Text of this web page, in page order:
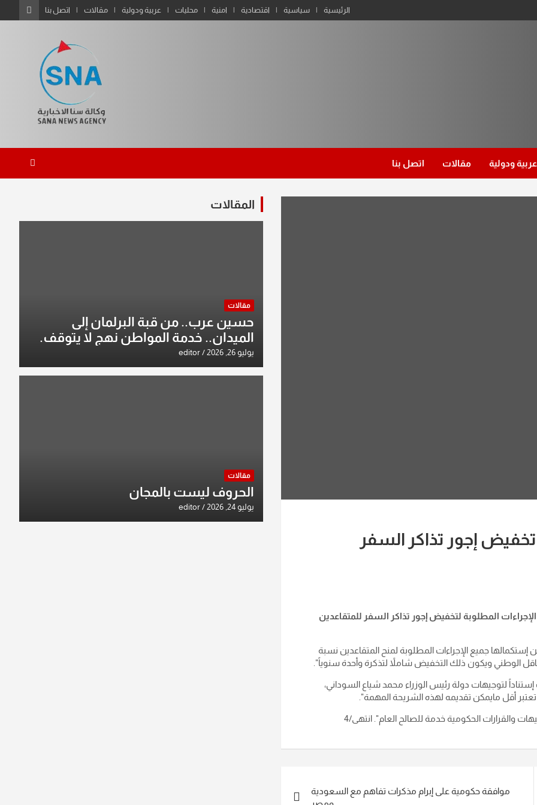
الرئيسية سياسية اقتصادية امنية محليات عربية ودولية مقالات اتصل بنا
عربية ودولية مقالات اتصل بنا
إجور تذاكر السفر
المطلوبة لتخفيض إجور تذاكر السفر للمتقاعدين
إستكمالها جميع الإجراءات المطلوبة لمنح المتقاعدين نسبة
لتوجيهات دولة رئيس الوزراء محمد شياع السوداني،
أقل مايمكن تقديمه لهذه الشريحة المهمة".
والقرارات الحكومية خدمة للصالح العام". انتهى/4
موافقة حكومية على إبرام مذكرات تفاهم مع السعودية
المقالات
مقالات
حسين عرب.. من قبة البرلمان إلى
الميدان.. خدمة المواطن نهج لا يتوقف.
يوليو 26, 2026 editor
مقالات
الحروف ليست بالمجان
يوليو 24, 2026 editor